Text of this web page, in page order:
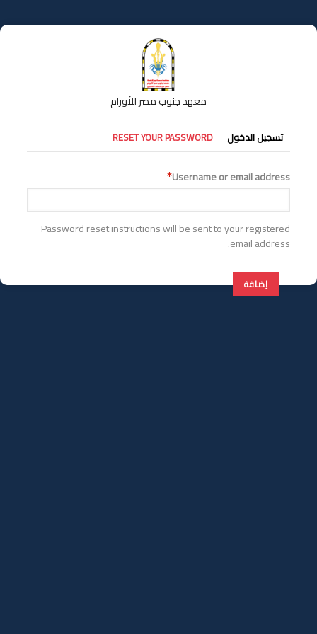
إلى
المحتوى
معهد جنوب مصر للأورام
التبويبات
الأساسية
تسجيل الدخول RESET YOUR PASSWORD
Username or email address
Password reset instructions will be sent to your registered
email address.